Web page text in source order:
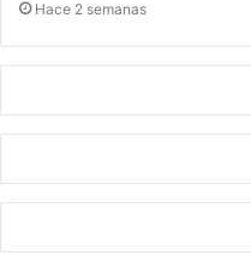
Hace 2 semanas